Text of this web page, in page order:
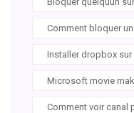
Comment bloquer
Installer dropbox sur
Microsoft movie
Comment voir canal